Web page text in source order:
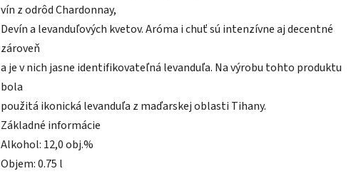
vín z odrôd Chardonnay,
Devín a levanduľových kvetov. Aróma i chuť sú intenzívne aj decentné
zároveň
a je v nich jasne identifikovateľná levanduľa. Na výrobu tohto produktu
bola
použitá ikonická levanduľa z maďarskej oblasti Tihany.
Základné informácie
Alkohol: 12,0 obj.%
Objem: 0.75 l